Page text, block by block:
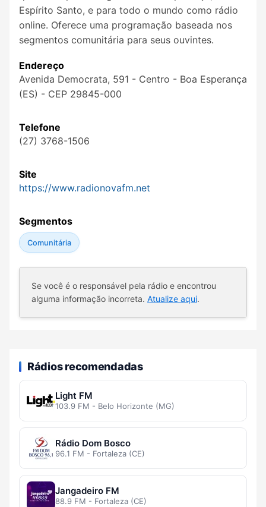
Espírito Santo, e para todo o mundo como rádio
online. Oferece uma programação baseada nos
segmentos comunitária para seus ouvintes.
Endereço
Avenida Democrata, 591 - Centro - Boa Esperança
(ES) - CEP 29845-000
Telefone
(27) 3768-1506
Site
https://www.radionovafm.net
Segmentos
Comunitária
Se você é o responsável pela rádio e encontrou
alguma informação incorreta. Atualize aqui.
Rádios recomendadas
Light FM
103.9 FM - Belo Horizonte (MG)
Rádio Dom Bosco
96.1 FM - Fortaleza (CE)
Jangadeiro FM
88.9 FM - Fortaleza (CE)